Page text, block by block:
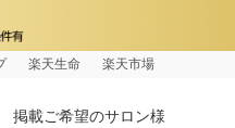
楽天生命 楽天市場
掲載ご希望のサロン様